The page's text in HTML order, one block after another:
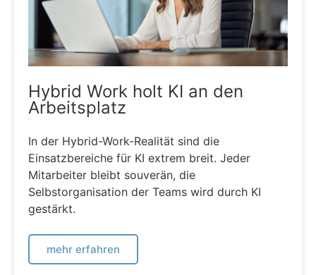
Hybrid Work holt KI an den
Arbeitsplatz
In der Hybrid-Work-Realität sind die
Einsatzbereiche für KI extrem breit. Jeder
Mitarbeiter bleibt souverän, die
Selbstorganisation der Teams wird durch KI
gestärkt.
mehr erfahren